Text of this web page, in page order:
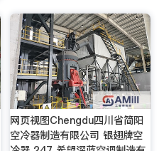
网页视图Chengdu四川省简阳
空冷器制造有限公司 银翅牌空